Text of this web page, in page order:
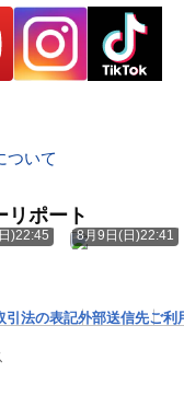
ついて
リポート
)22:45 8月9日(日)22:41
引法の表記外部送信先ご利